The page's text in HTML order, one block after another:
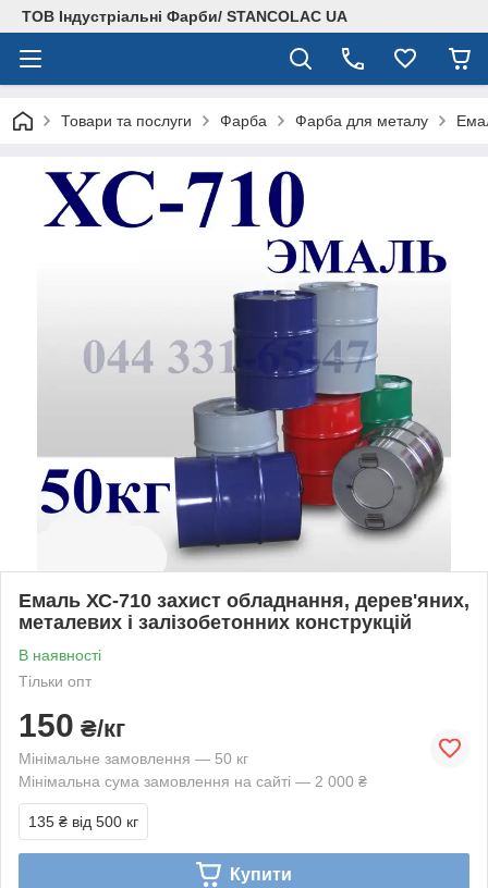
ТОВ Індустріальні Фарби/ STANCOLAC UA
Товари та послуги Фарба Фарба для металу
Емаль ХС-710 захист обладнання, дерев'яних,
металевих і залізобетонних конструкцій
В наявності
Тільки опт
150 ₴/кг
Мінімальне замовлення — 50 кг
Мінімальна сума замовлення на сайті — 2 000 ₴
135 ₴ від 500 кг
Купити